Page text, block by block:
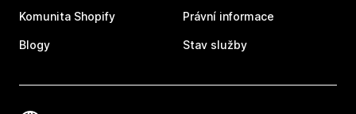
Komunita Shopify
Blogy
Právní informace
Stav služby